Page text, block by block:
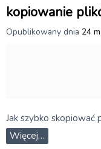
kopiowanie
Opublikowany dnia 24
Jak szybko skopiować
Więcej…